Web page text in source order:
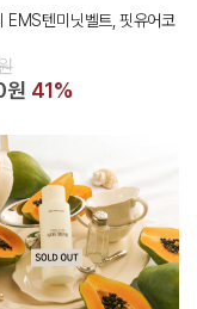
EMS텐미닛벨트, 핏유어코
41%